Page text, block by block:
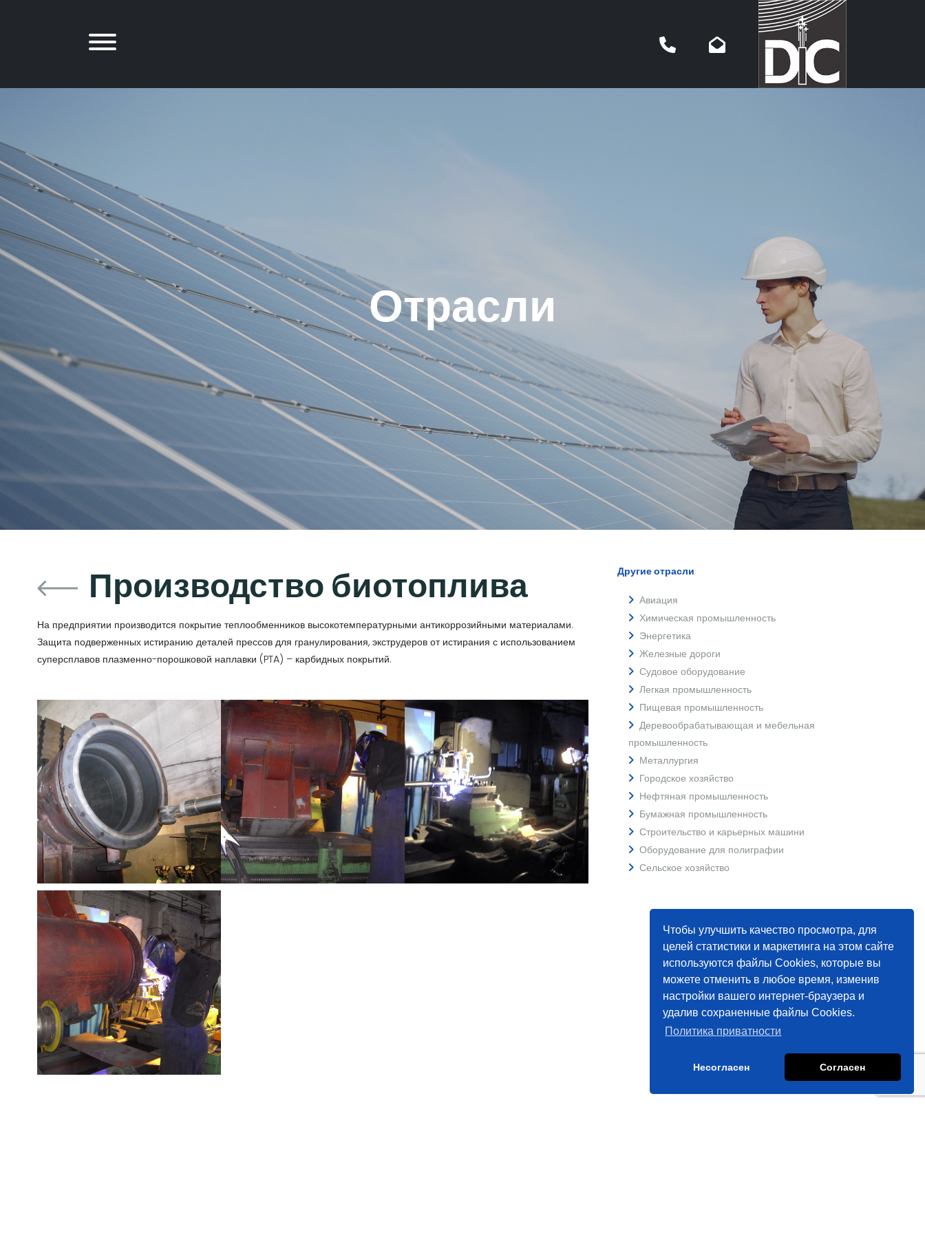
Чтобы улучшить качество просмотра, для
целей статистики и маркетинга на этом сайте
используются файлы Cookies, которые вы
можете отменить в любое время, изменив
настройки вашего интернет-браузера и
удалив сохраненные файлы Cookies.
Политика приватности
Несогласен Согласен
Отрасли
Производство биотоплива
На предприятии производится покрытие теплообменников высокотемпературными антикоррозийными материалами.
Защита подверженных истиранию деталей прессов для гранулирования, экструдеров от истирания с использованием
суперсплавов плазменно-порошковой наплавки (PTA) – карбидных покрытий.
Другие отрасли
Авиация
Химическая промышленность
Энергетика
Железные дороги
Судовое оборудование
Легкая промышленность
Пищевая промышленность
Деревообрабатывающая и мебельная
промышленность
Металлургия
Городское хозяйство
Нефтяная промышленность
Бумажная промышленность
Строительство и карьерных машини
Оборудование для полиграфии
Сельское хозяйство